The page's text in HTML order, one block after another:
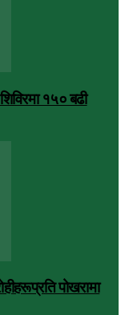
१५० बढी
पोखरामा